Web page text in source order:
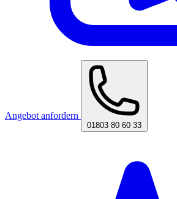
Angebot anfordern
01803 80 60 33